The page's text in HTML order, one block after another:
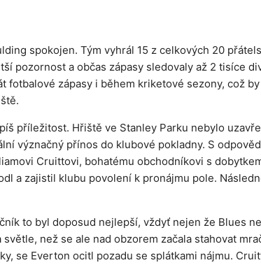
spokojen. Tým vyhrál 15 z celkových 20
pozornost a občas zápasy sledovaly až 2 tisíce
zápasy i během kriketové sezony, což
příležitost. Hřiště ve Stanley Parku nebylo
význačný přínos do klubové pokladny. S
Cruittovi, bohatému obchodníkovi s
a zajistil klubu povolení k pronájmu pole.
to byl doposud nejlepší, vždyť nejen že Blues
než se ale nad obzorem začala stahovat
se Everton ocitl pozadu se splátkami nájmu.